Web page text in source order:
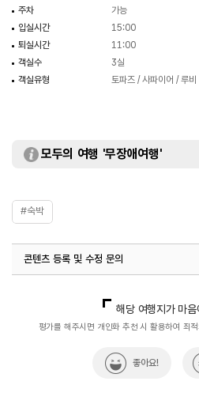
주차
가능
입실시간
15:00
퇴실시간
11:00
객실수
3실
객실유형
토파즈 / 사파이어 / 루비
모두의 여행 '무장애여행'
#숙박
콘텐츠 등록 및 수정 문의
해당 여행지가 마
평가를 해주시면 개인화 추천 시 활용하여 최
좋아요!